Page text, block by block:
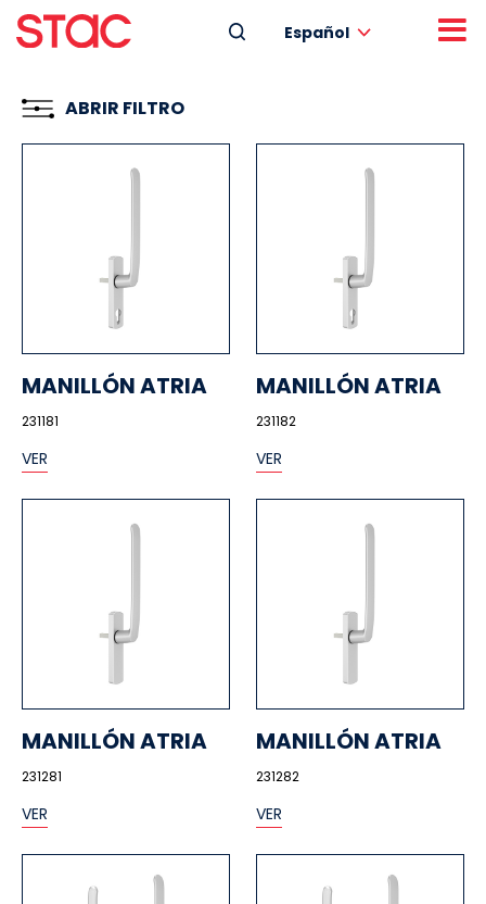
Español
ABRIR FILTRO
MANILLÓN ATRIA
231181
VER
MANILLÓN ATRIA
231182
VER
MANILLÓN ATRIA
231281
VER
MANILLÓN ATRIA
231282
VER